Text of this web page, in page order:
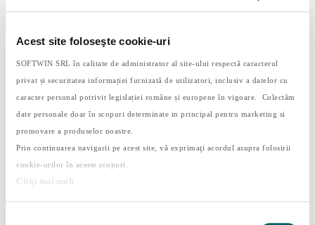
Acest site foloseşte cookie-uri
SOFTWIN SRL în calitate de administrator al site-ului respectă caracterul
privat și securitatea informației furnizată de utilizatori, inclusiv a datelor cu
caracter personal potrivit legislației române și europene în vigoare. Colectăm
date personale doar în scopuri determinate in principal pentru marketing si
promovare a produselor noastre.
Prin continuarea navigarii pe acest site, vă exprimaţi acordul asupra folosirii
cookie-urilor în aceste scopuri.
Citiţi mai mult
cum le cultivi?
deYozy|mart. 15, 2023 |Familie,Timp liber
Acasa 9 Categorie: Familie Talentele copilului